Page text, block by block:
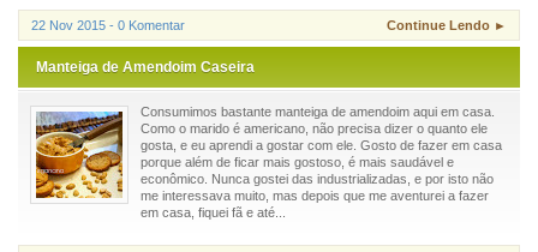
22 Nov 2015 - 0 Komentar Continue Lendo ►
Manteiga de Amendoim Caseira
Consumimos bastante manteiga de amendoim aqui em casa.
Como o marido é americano, não precisa dizer o quanto ele
gosta, e eu aprendi a gostar com ele. Gosto de fazer em casa
porque além de ficar mais gostoso, é mais saudável e
econômico. Nunca gostei das industrializadas, e por isto não
me interessava muito, mas depois que me aventurei a fazer
em casa, fiquei fã e até...